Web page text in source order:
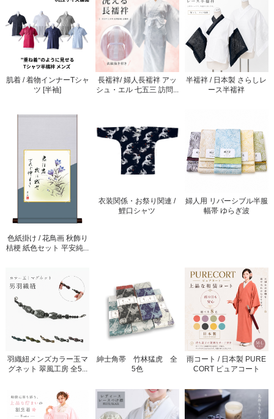
肌着 / 着物インナーTシャ
ツ [半袖]
長襦袢/ 婦人長襦袢 アッ
シュ・エル 七五三 訪問...
半襦袢 / 日本製 さらしレ
ース半襦袢
色紙掛け / 花鳥画 秋飾り
桔梗 紙色セット 平安純...
衣装関係・お祭り関連 /
鯉口シャツ
婦人用 リバーシブル半服
幅帯 ゆらぎ波
羽織紐メンズカラー玉マ
グネット 翠風工房 全5...
紳士角帯 竹林猛虎 全
5色
雨コート / 日本製 PURE
CORT ピュアコート